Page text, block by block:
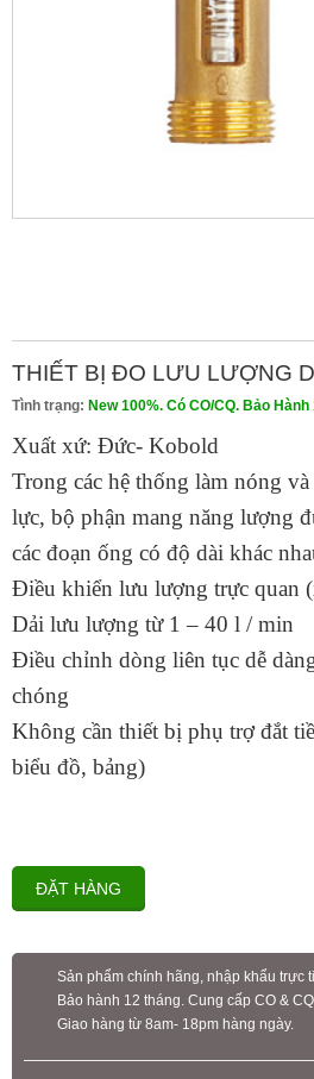
THIẾT BỊ ĐO LƯU LƯỢNG
Tình trạng: New 100%. Có CO/CQ. Bảo Hành
Xuất xứ: Đức- Kobold
Trong các hệ thống làm nóng
lực, bộ phận mang năng lượng
các đoạn ống có độ dài khác
Điều khiển lưu lượng trực quan
Dải lưu lượng từ 1 – 40 l / min
Điều chỉnh dòng liên tục dễ
chóng
Không cần thiết bị phụ trợ đắt
biểu đồ, bảng)
ĐẶT HÀNG
Sản phẩm chính hãng, nhập khẩu trực
Bảo hành 12 tháng. Cung cấp CO &
Giao hàng từ 8am- 18pm hàng ngày.